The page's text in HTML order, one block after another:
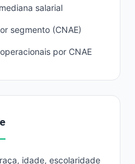
salarial
segmento (CNAE)
por CNAE
idade, escolaridade